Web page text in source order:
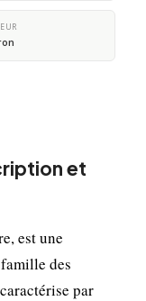
et
est une
des
par